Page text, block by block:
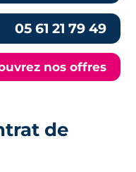
05 61 21 79 49
nos offres
de